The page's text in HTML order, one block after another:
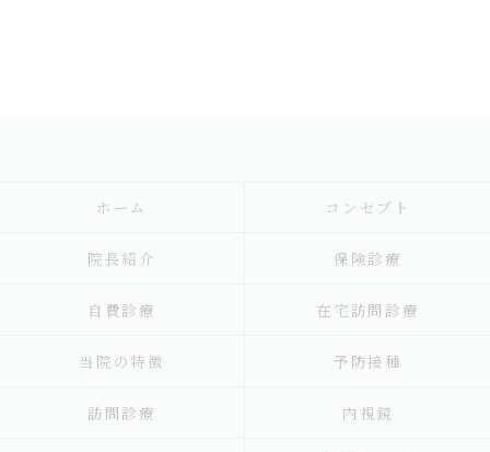
ホーム コンセプト
院長紹介 保険診療
自費診療 在宅訪問診療
当院の特徴 予防接種
訪問診療 内視鏡